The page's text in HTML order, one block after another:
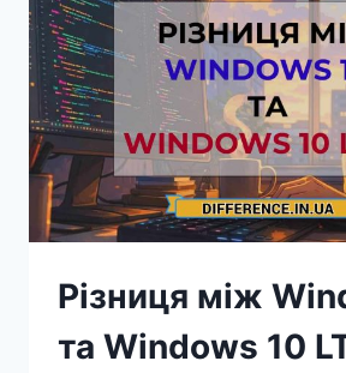
Різниця між
та Windows 10